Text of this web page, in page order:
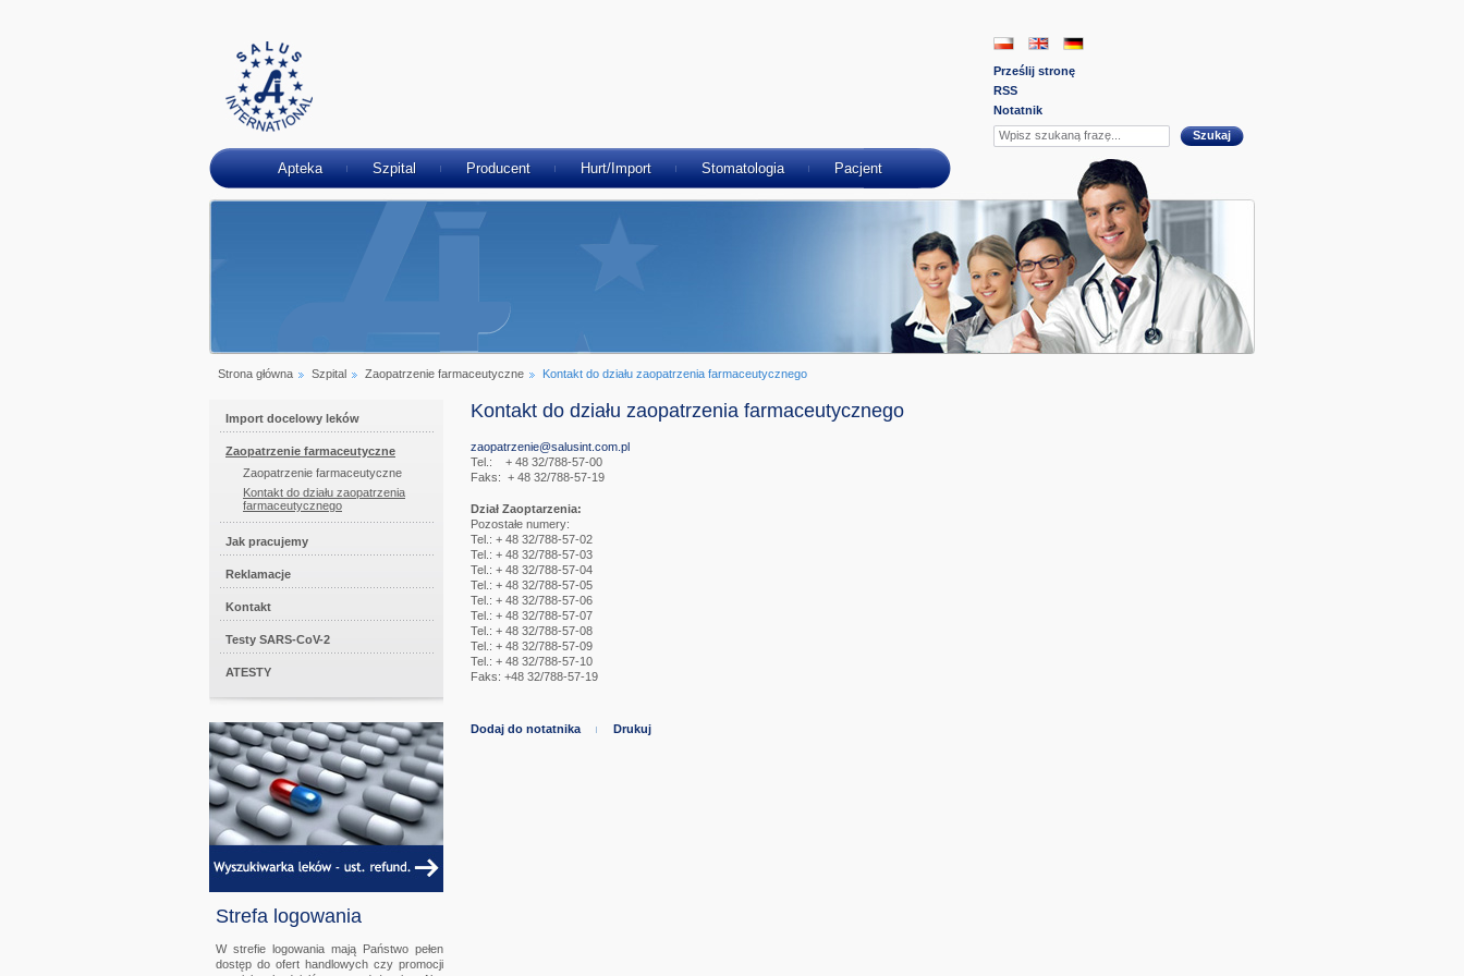
Prześlij stronę
RSS
Notatnik
Szukaj
Apteka Szpital Producent Hurt/Import Stomatologia Pacjent
Strona główna Szpital Zaopatrzenie farmaceutyczne Kontakt do działu zaopatrzenia farmaceutycznego
Import docelowy leków
Zaopatrzenie farmaceutyczne
Zaopatrzenie farmaceutyczne
Kontakt do działu zaopatrzenia
farmaceutycznego
Jak pracujemy
Reklamacje
Kontakt
Testy SARS-CoV-2
ATESTY
Strefa logowania
W strefie logowania mają Państwo pełen
dostęp do ofert handlowych czy promocji
Kontakt do działu zaopatrzenia farmaceutycznego
zaopatrzenie@salusint.com.pl
Tel.: + 48 32/788-57-00
Faks: + 48 32/788-57-19
Dział Zaoptarzenia:
Pozostałe numery:
Tel.: + 48 32/788-57-02
Tel.: + 48 32/788-57-03
Tel.: + 48 32/788-57-04
Tel.: + 48 32/788-57-05
Tel.: + 48 32/788-57-06
Tel.: + 48 32/788-57-07
Tel.: + 48 32/788-57-08
Tel.: + 48 32/788-57-09
Tel.: + 48 32/788-57-10
Faks: +48 32/788-57-19
Dodaj do notatnika Drukuj